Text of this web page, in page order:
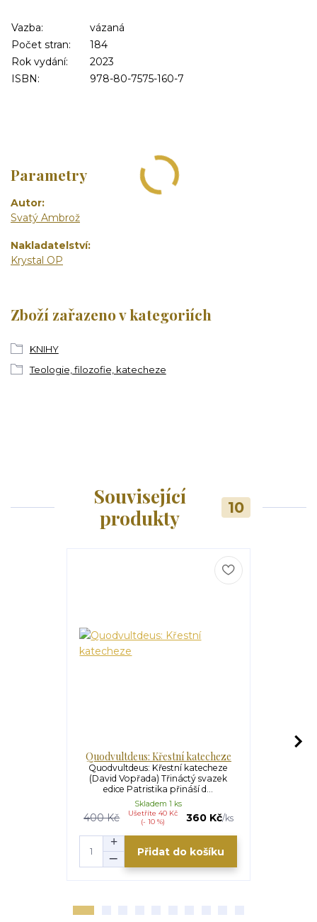
Vazba:
vázaná
Počet stran:
184
Rok vydání:
2023
ISBN:
978-80-7575-160-7
Parametry
Autor
Svatý Ambrož
Nakladatelství
Krystal OP
Zboží zařazeno v kategoriích
KNIHY
Teologie, filozofie, katecheze
Související
produkty
10
Quodvultdeus: Křestní katecheze
Quodvultdeus: Křestní katecheze
(David Vopřada) Třináctý svazek
edice Patristika přináší d...
400 Kč
Ušetříte 40 Kč
(- 10 %)
360 Kč/ks
Skladem 1 ks
Přidat do košíku